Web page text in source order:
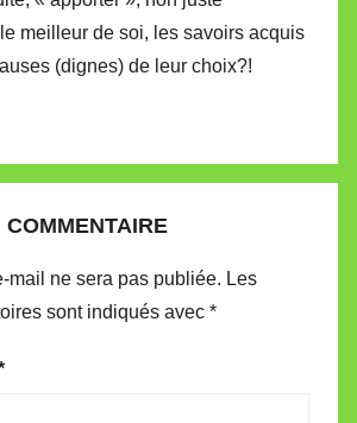
meilleur de soi, les savoirs acquis
(dignes) de leur choix?!
mail ne sera pas publiée. Les
sont indiqués avec *